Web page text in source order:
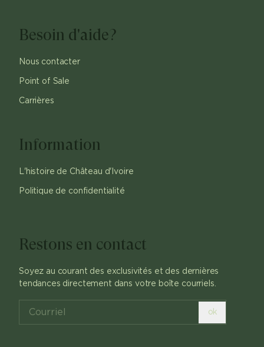
Besoin d'aide?
Nous contacter
Point of Sale
Carrières
Information
L'histoire de Château d'Ivoire
Politique de confidentialité
Restons en contact
Soyez au courant des exclusivités et des dernières
tendances directement dans votre boîte courriels.
ok